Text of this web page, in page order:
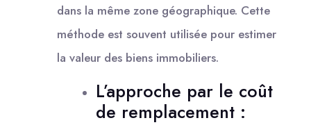
dans la même zone géographique. Cette
méthode est souvent utilisée pour estimer
la valeur des biens immobiliers.
L’approche par le coût
de remplacement :